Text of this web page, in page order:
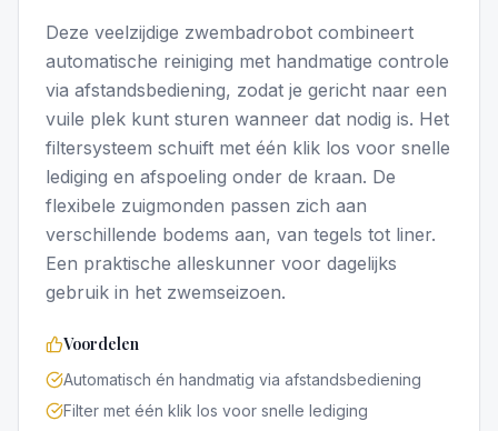
Deze veelzijdige zwembadrobot combineert
automatische reiniging met handmatige controle
via afstandsbediening, zodat je gericht naar een
vuile plek kunt sturen wanneer dat nodig is. Het
filtersysteem schuift met één klik los voor snelle
lediging en afspoeling onder de kraan. De
flexibele zuigmonden passen zich aan
verschillende bodems aan, van tegels tot liner.
Een praktische alleskunner voor dagelijks
gebruik in het zwemseizoen.
Voordelen
Automatisch én handmatig via afstandsbediening
Filter met één klik los voor snelle lediging